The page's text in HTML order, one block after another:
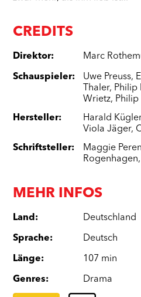
CREDITS
Direktor: Marc
Schauspieler: Uwe Preuss,
Thaler, Philip
Wrietz, Philip
Hersteller: Harald
Viola Jäger,
Schriftsteller: Maggie Peren
Rogenhagen,
MEHR INFOS
Land: Deutschland
Sprache: Deutsch
Länge: 107 min
Genres: Drama